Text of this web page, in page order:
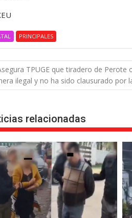
PRINCIPALES
TPUGE que tiradero de Perote
ilegal y no ha sido clausurado por
relacionadas